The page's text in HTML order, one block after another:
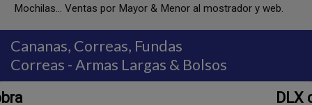
Mochilas... Ventas por Mayor & Menor al mostrador y web.
Cananas, Correas, Fundas
Correas - Armas Largas & Bolsos